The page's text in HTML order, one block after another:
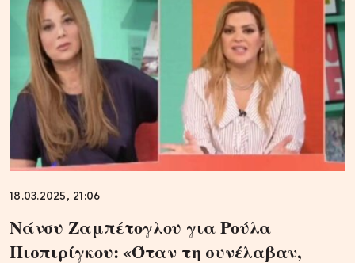
18.03.2025, 21:06
Νάνσυ Ζαμπέτογλου για Ρούλα
Πισπιρίγκου: «Όταν τη συνέλαβαν,